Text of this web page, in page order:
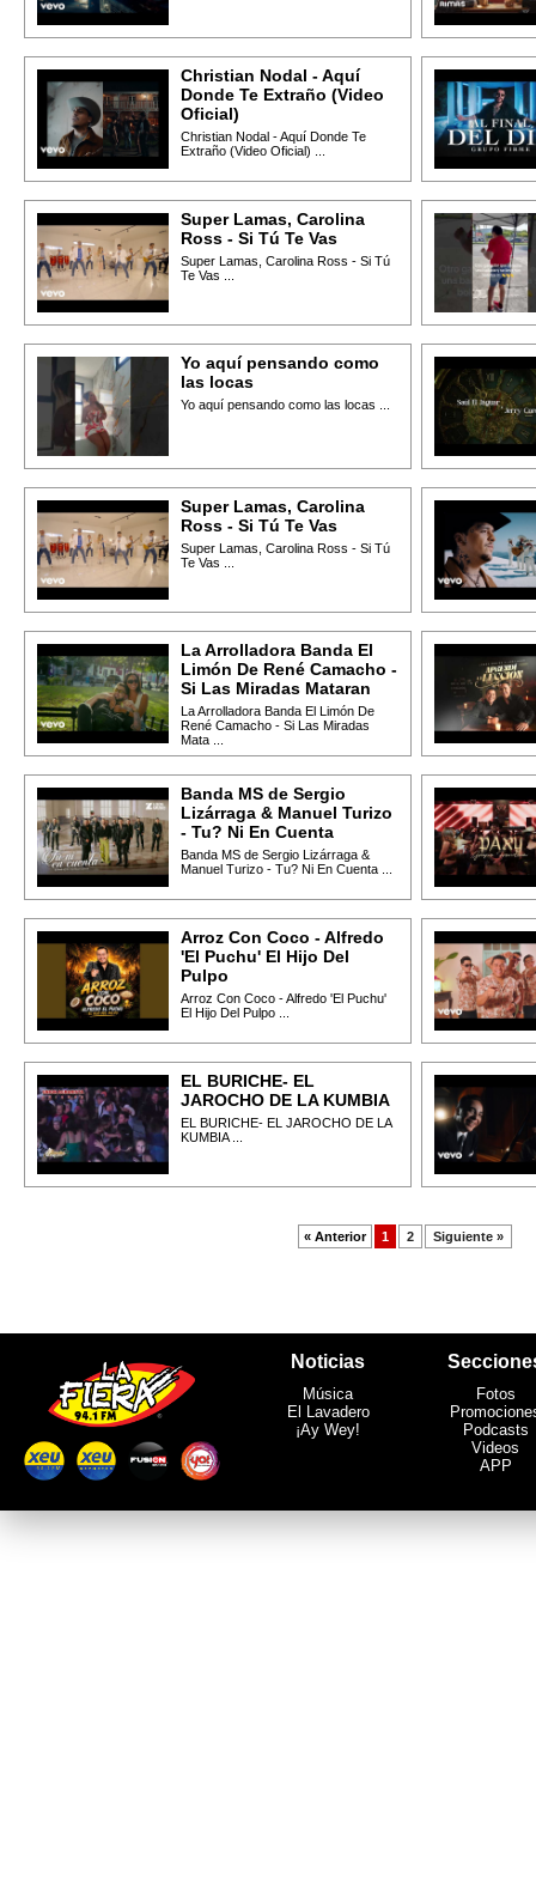
Christian Nodal - Aquí
Donde Te Extraño (Video
Oficial)
Christian Nodal - Aquí Donde Te
Extraño (Video Oficial) ...
Super Lamas, Carolina
Ross - Si Tú Te Vas
Super Lamas, Carolina Ross - Si Tú
Te Vas ...
Yo aquí pensando como
las locas
Yo aquí pensando como las locas ...
Super Lamas, Carolina
Ross - Si Tú Te Vas
Super Lamas, Carolina Ross - Si Tú
Te Vas ...
La Arrolladora Banda El
Limón De René Camacho -
Si Las Miradas Mataran
La Arrolladora Banda El Limón De
René Camacho - Si Las Miradas
Mata ...
Banda MS de Sergio
Lizárraga & Manuel Turizo
- Tu? Ni En Cuenta
Banda MS de Sergio Lizárraga &
Manuel Turizo - Tu? Ni En Cuenta ...
Arroz Con Coco - Alfredo
'El Puchu' El Hijo Del
Pulpo
Arroz Con Coco - Alfredo 'El Puchu'
El Hijo Del Pulpo ...
EL BURICHE- EL
JAROCHO DE LA KUMBIA
EL BURICHE- EL JAROCHO DE LA
KUMBIA ...
« Anterior 1 2 Siguiente »
Noticias
Música
El Lavadero
¡Ay Wey!
Fotos
Podcasts
Videos
APP